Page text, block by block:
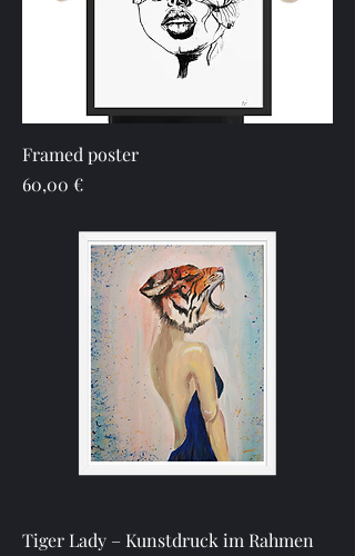
Framed poster
Preis
60,00 €
Tiger Lady – Kunstdruck im Rahmen